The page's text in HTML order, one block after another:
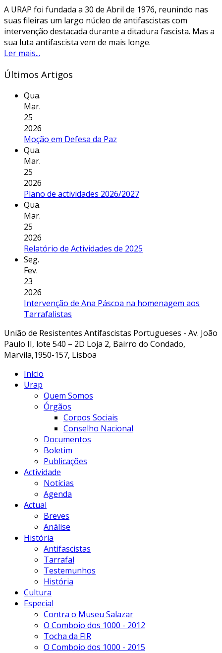
A URAP foi fundada a 30 de Abril de 1976, reunindo nas
suas fileiras um largo núcleo de antifascistas com
intervenção destacada durante a ditadura fascista. Mas a
sua luta antifascista vem de mais longe.
Ler mais...
Últimos Artigos
Qua.
Mar.
25
2026
Moção em Defesa da Paz
Qua.
Mar.
25
2026
Plano de actividades 2026/2027
Qua.
Mar.
25
2026
Relatório de Actividades de 2025
Seg.
Fev.
23
2026
Intervenção de Ana Páscoa na homenagem aos
Tarrafalistas
União de Resistentes Antifascistas Portugueses - Av. João
Paulo II, lote 540 – 2D Loja 2, Bairro do Condado,
Marvila,1950-157, Lisboa
Início
Urap
Quem Somos
Órgãos
Corpos Sociais
Conselho Nacional
Documentos
Boletim
Publicações
Actividade
Notícias
Agenda
Actual
Breves
Análise
História
Antifascistas
Tarrafal
Testemunhos
História
Cultura
Especial
Contra o Museu Salazar
O Comboio dos 1000 - 2012
Tocha da FIR
O Comboio dos 1000 - 2015